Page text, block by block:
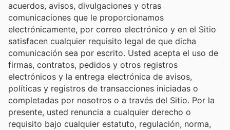
acuerdos, avisos, divulgaciones y otras
comunicaciones que le proporcionamos
electrónicamente, por correo electrónico y en el Sitio
satisfacen cualquier requisito legal de que dicha
comunicación sea por escrito. Usted acepta el uso de
firmas, contratos, pedidos y otros registros
electrónicos y la entrega electrónica de avisos,
políticas y registros de transacciones iniciadas o
completadas por nosotros o a través del Sitio. Por la
presente, usted renuncia a cualquier derecho o
requisito bajo cualquier estatuto, regulación, norma,